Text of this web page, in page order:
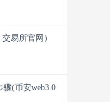
易所官网）
骤(币安web3.0